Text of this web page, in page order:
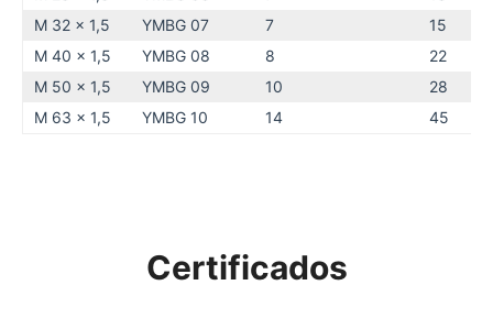
M 32 x 1,5
YMBG 07 7
15
M 40 x 1,5
YMBG 08 8
22
M 50 x 1,5
YMBG 09 10
28
M 63 x 1,5
YMBG 10 14 45
Certificados